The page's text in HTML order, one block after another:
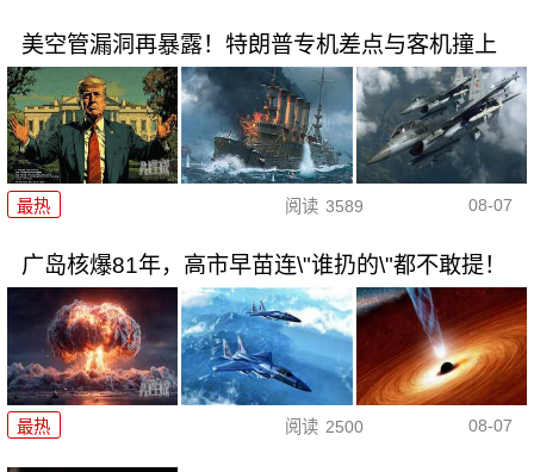
美空管漏洞再暴露！特朗普专机差点与客机撞上
最热 阅读 3589 08-07
广岛核爆81年，高市早苗连\"谁扔的\"都不敢提！
最热 阅读 2500 08-07